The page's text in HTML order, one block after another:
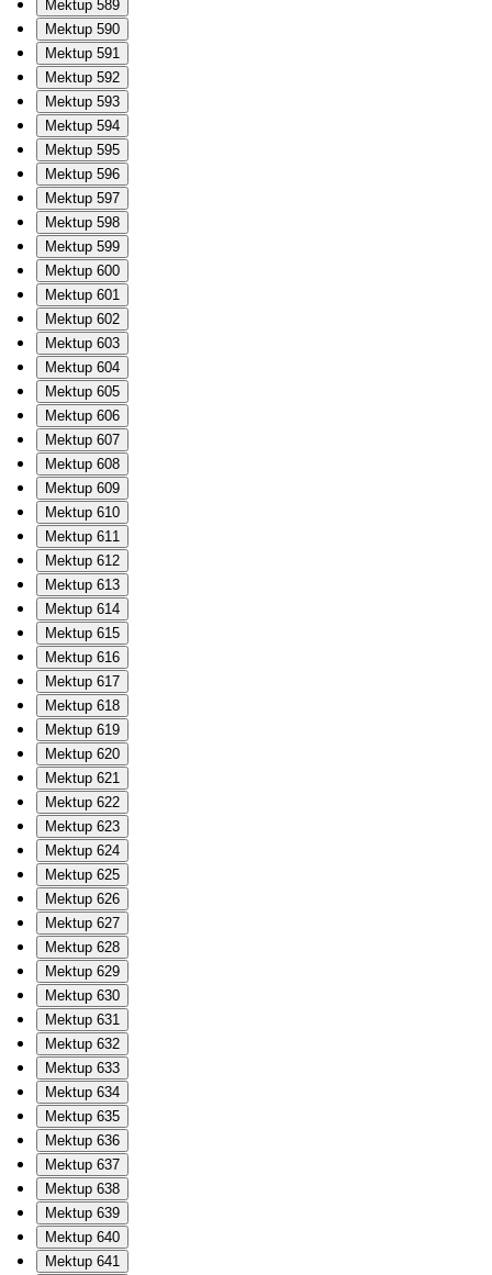
Mektup 589
Mektup 590
Mektup 591
Mektup 592
Mektup 593
Mektup 594
Mektup 595
Mektup 596
Mektup 597
Mektup 598
Mektup 599
Mektup 600
Mektup 601
Mektup 602
Mektup 603
Mektup 604
Mektup 605
Mektup 606
Mektup 607
Mektup 608
Mektup 609
Mektup 610
Mektup 611
Mektup 612
Mektup 613
Mektup 614
Mektup 615
Mektup 616
Mektup 617
Mektup 618
Mektup 619
Mektup 620
Mektup 621
Mektup 622
Mektup 623
Mektup 624
Mektup 625
Mektup 626
Mektup 627
Mektup 628
Mektup 629
Mektup 630
Mektup 631
Mektup 632
Mektup 633
Mektup 634
Mektup 635
Mektup 636
Mektup 637
Mektup 638
Mektup 639
Mektup 640
Mektup 641